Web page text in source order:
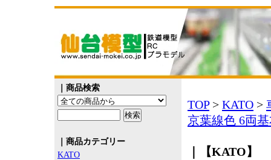
｜商品検索
｜商品カテゴリー
KATO
TOP> KATO >
京葉線色 6両
｜【KATO】